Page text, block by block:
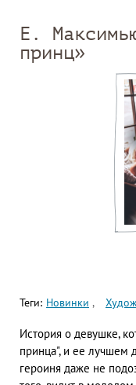
Е.
принц»
Теги: Новинки
История о девушке,
принца", и ее лучшем
героиня даже не